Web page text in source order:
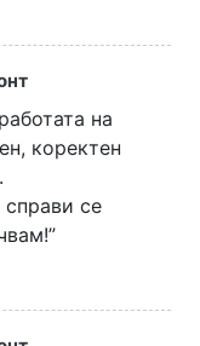
на
коректен
се